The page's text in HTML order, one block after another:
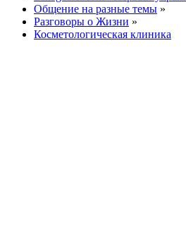
Общение на разные темы »
Разговоры о Жизни »
Косметологическая клиника